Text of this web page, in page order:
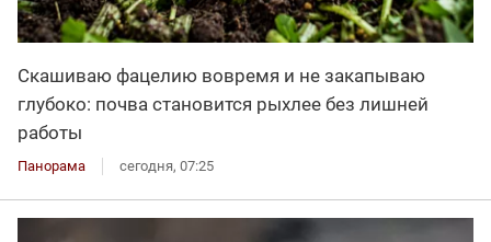
Скашиваю фацелию вовремя и не закапываю
глубоко: почва становится рыхлее без лишней
работы
Панорама сегодня, 07:25